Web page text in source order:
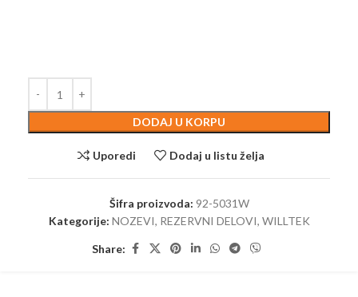
DODAJ U KORPU
Uporedi Dodaj u listu želja
Šifra proizvoda: 92-5031W
Kategorije: NOZEVI, REZERVNI DELOVI, WILLTEK
Share: